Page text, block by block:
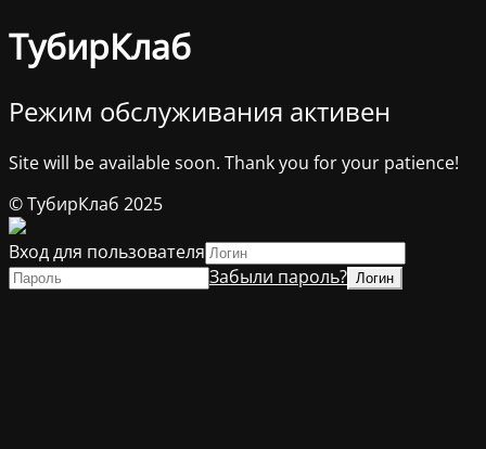
ТубирКлаб
Режим обслуживания активен
Site will be available soon. Thank you for your patience!
© ТубирКлаб 2025
Вход для пользователя
Забыли пароль?